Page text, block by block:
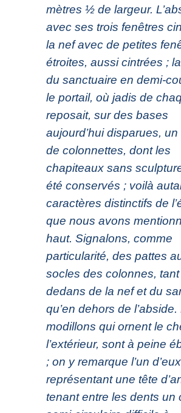
mètres ½ de largeur.
avec ses trois fenêtres
la nef avec de petites
étroites, aussi cintrées ;
du sanctuaire en demi-
le portail, où jadis de
reposait, sur des bases
aujourd’hui disparues,
de colonnettes, dont les
chapiteaux sans
été conservés ; voilà
caractères distinctifs de
que nous avons
haut. Signalons, comme
particularité, des pattes
socles des colonnes,
dedans de la nef et du
qu’en dehors de l’abside.
modillons qui ornent le
l’extérieur, sont à peine
; on y remarque l’un d’eux
représentant une tête
tenant entre les dents un